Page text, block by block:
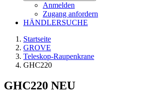
Anmelden
Zugang anfordern
HÄNDLERSUCHE
Startseite
GROVE
Teleskop-Raupenkrane
GHC220
GHC220 NEU